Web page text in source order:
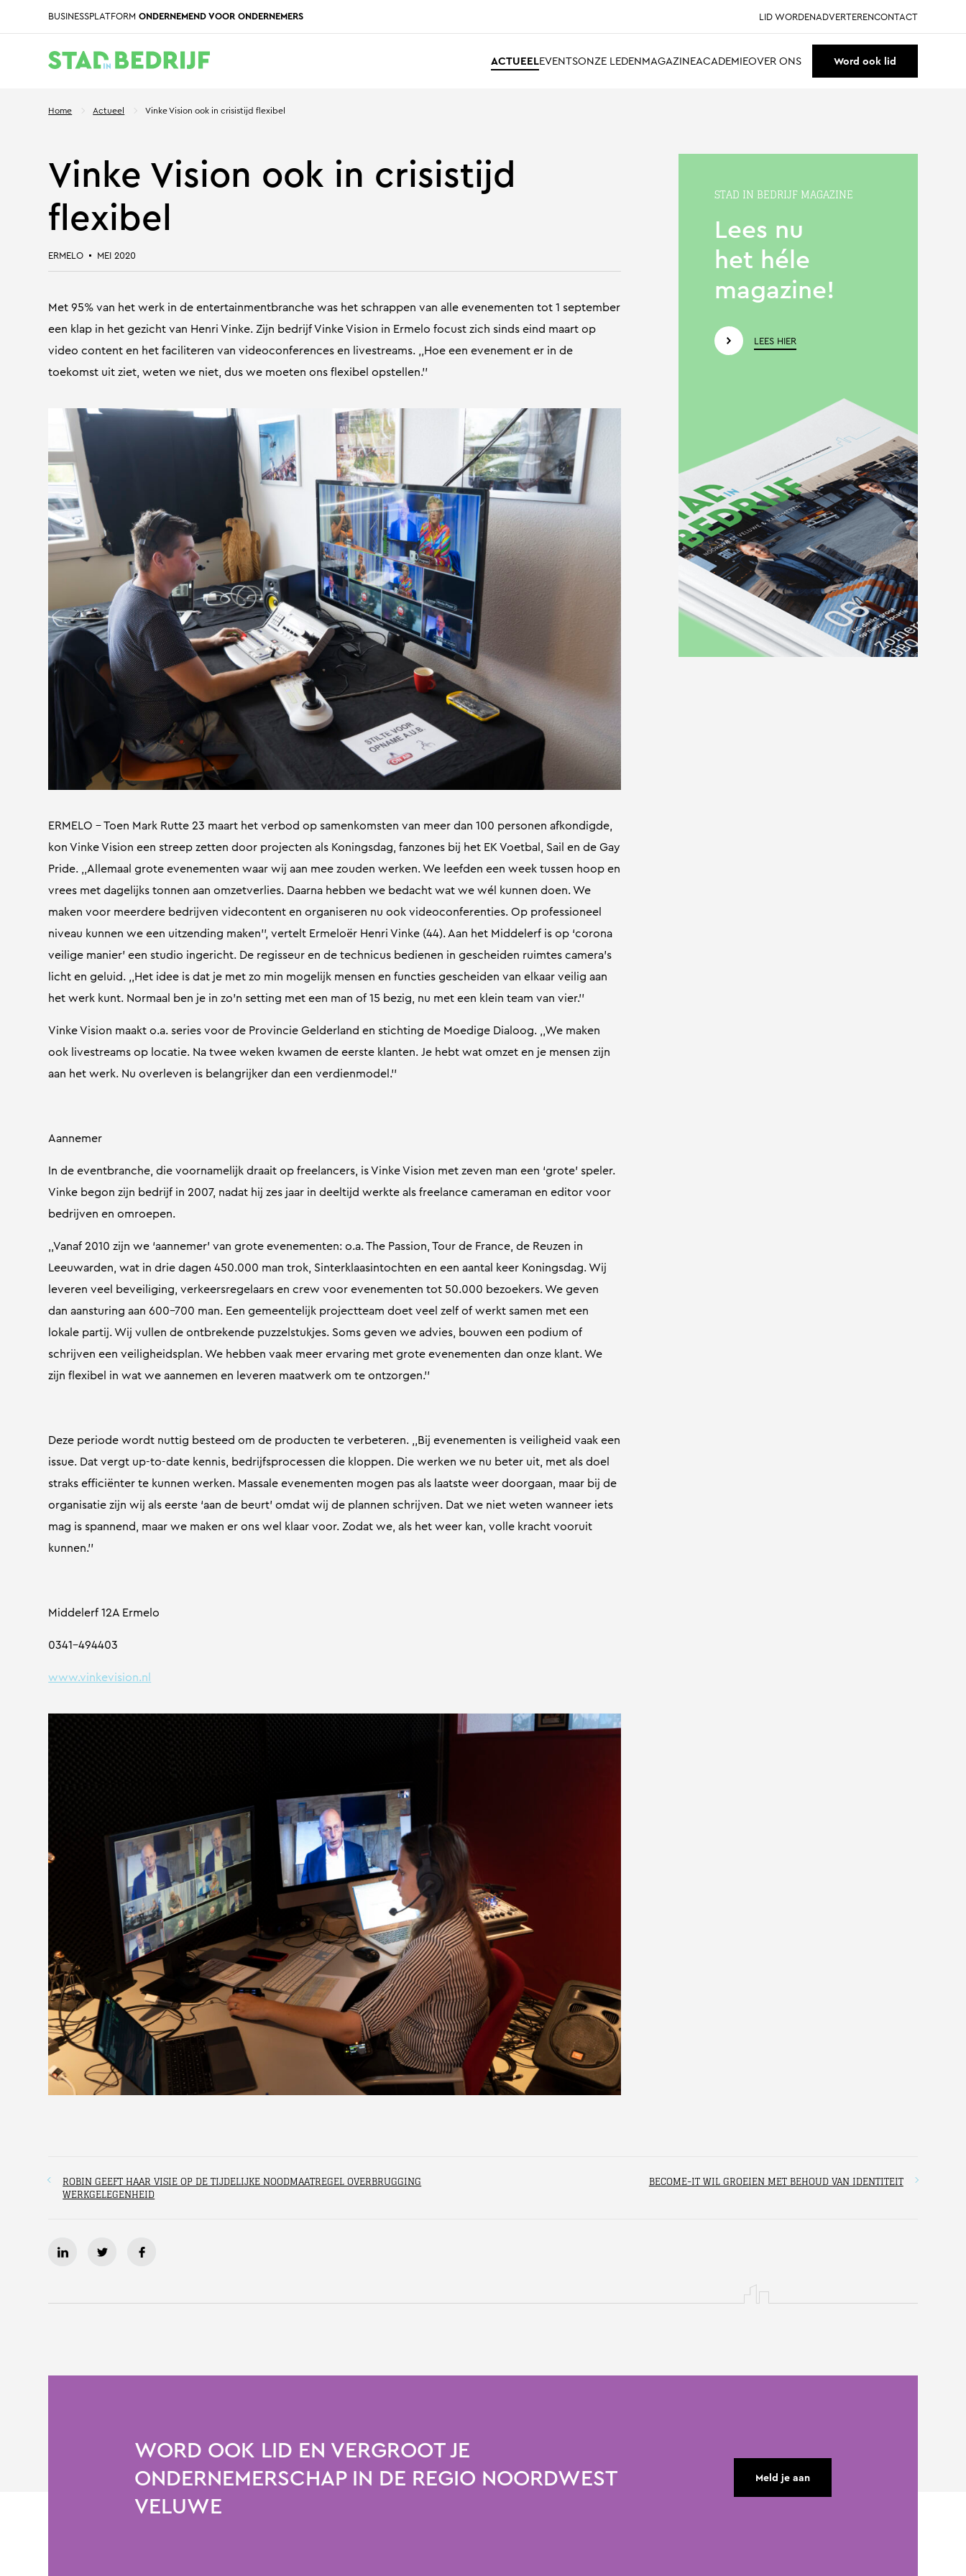
BUSINESSPLATFORMONDERNEMEND VOOR ONDERNEMERS LID WORDENADVERTERENCONTACT
ACTUEELEVENTSONZE LEDENMAGAZINEACADEMIEOVER ONS Word ook lid
Home Actueel Vinke Vision ook in crisistijd flexibel
Vinke Vision ook in crisistijd
flexibel
ERMELO MEI 2020
Met 95% van het werk in de entertainmentbranche was het schrappen van alle evenementen tot 1 september
een klap in het gezicht van Henri Vinke. Zijn bedrijf Vinke Vision in Ermelo focust zich sinds eind maart op
video content en het faciliteren van videoconferences en livestreams. ,,Hoe een evenement er in de
toekomst uit ziet, weten we niet, dus we moeten ons flexibel opstellen.’’
ERMELO – Toen Mark Rutte 23 maart het verbod op samenkomsten van meer dan 100 personen afkondigde,
kon Vinke Vision een streep zetten door projecten als Koningsdag, fanzones bij het EK Voetbal, Sail en de Gay
Pride. ,,Allemaal grote evenementen waar wij aan mee zouden werken. We leefden een week tussen hoop en
vrees met dagelijks tonnen aan omzetverlies. Daarna hebben we bedacht wat we wél kunnen doen. We
maken voor meerdere bedrijven videcontent en organiseren nu ook videoconferenties. Op professioneel
niveau kunnen we een uitzending maken’’, vertelt Ermeloër Henri Vinke (44). Aan het Middelerf is op ‘corona
veilige manier’ een studio ingericht. De regisseur en de technicus bedienen in gescheiden ruimtes camera’s
licht en geluid. ,,Het idee is dat je met zo min mogelijk mensen en functies gescheiden van elkaar veilig aan
het werk kunt. Normaal ben je in zo’n setting met een man of 15 bezig, nu met een klein team van vier.’’
Vinke Vision maakt o.a. series voor de Provincie Gelderland en stichting de Moedige Dialoog. ,,We maken
ook livestreams op locatie. Na twee weken kwamen de eerste klanten. Je hebt wat omzet en je mensen zijn
aan het werk. Nu overleven is belangrijker dan een verdienmodel.’’
Aannemer
In de eventbranche, die voornamelijk draait op freelancers, is Vinke Vision met zeven man een ‘grote’ speler.
Vinke begon zijn bedrijf in 2007, nadat hij zes jaar in deeltijd werkte als freelance cameraman en editor voor
bedrijven en omroepen.
,,Vanaf 2010 zijn we ‘aannemer’ van grote evenementen: o.a. The Passion, Tour de France, de Reuzen in
Leeuwarden, wat in drie dagen 450.000 man trok, Sinterklaasintochten en een aantal keer Koningsdag. Wij
leveren veel beveiliging, verkeersregelaars en crew voor evenementen tot 50.000 bezoekers. We geven
dan aansturing aan 600-700 man. Een gemeentelijk projectteam doet veel zelf of werkt samen met een
lokale partij. Wij vullen de ontbrekende puzzelstukjes. Soms geven we advies, bouwen een podium of
schrijven een veiligheidsplan. We hebben vaak meer ervaring met grote evenementen dan onze klant. We
zijn flexibel in wat we aannemen en leveren maatwerk om te ontzorgen.’’
Deze periode wordt nuttig besteed om de producten te verbeteren. ,,Bij evenementen is veiligheid vaak een
issue. Dat vergt up-to-date kennis, bedrijfsprocessen die kloppen. Die werken we nu beter uit, met als doel
straks efficiënter te kunnen werken. Massale evenementen mogen pas als laatste weer doorgaan, maar bij de
organisatie zijn wij als eerste ‘aan de beurt’ omdat wij de plannen schrijven. Dat we niet weten wanneer iets
mag is spannend, maar we maken er ons wel klaar voor. Zodat we, als het weer kan, volle kracht vooruit
kunnen.’’
Middelerf 12A Ermelo
0341-494403
www.vinkevision.nl
STAD IN BEDRIJF MAGAZINE
Lees nu
het héle
magazine!
LEES HIER
ROBIN GEEFT HAAR VISIE OP DE TIJDELIJKE NOODMAATREGEL OVERBRUGGING
WERKGELEGENHEID
BECOME-IT WIL GROEIEN MET BEHOUD VAN IDENTITEIT
WORD OOK LID EN VERGROOT JE
ONDERNEMERSCHAP IN DE REGIO NOORDWEST
VELUWE
Meld je aan